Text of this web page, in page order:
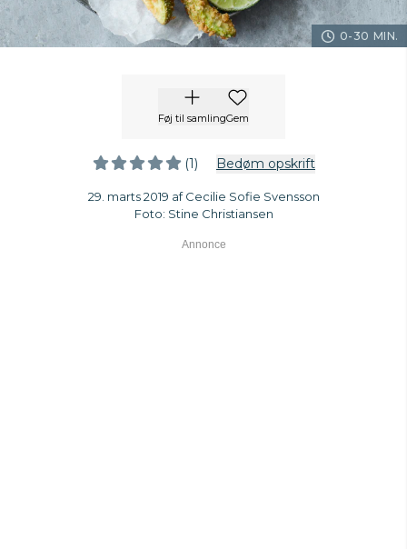
0-30 MIN.
Føj til samlingGem
(1) Bedøm opskrift
29. marts 2019 af Cecilie Sofie Svensson
Foto: Stine Christiansen